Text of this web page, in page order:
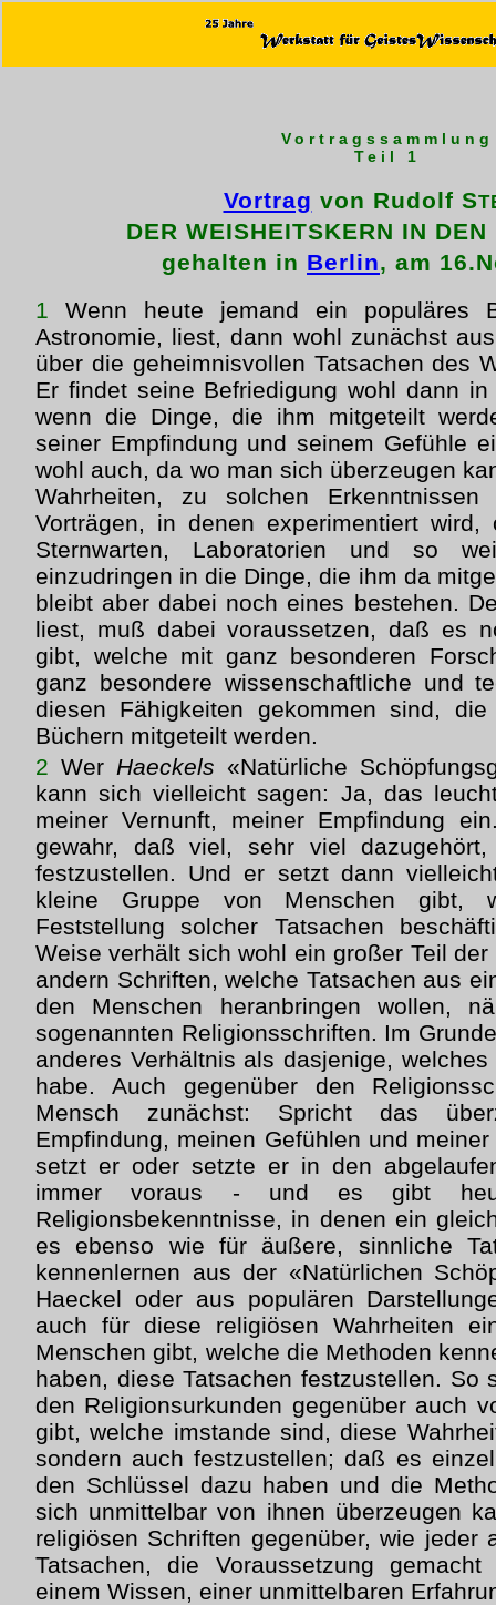
Vortragssammlung
Teil 1
Vortrag von Rudolf S
DER WEISHEITSKERN IN DEN
gehalten in Berlin, am
1 Wenn heute jemand ein populäres
Astronomie, liest, dann wohl zunächst
über die geheimnisvollen Tatsachen des
Er findet seine Befriedigung wohl dann
wenn die Dinge, die ihm mitgeteilt
seiner Empfindung und seinem Gefühle
wohl auch, da wo man sich überzeugen
Wahrheiten, zu solchen
Vorträgen, in denen experimentiert wird,
Sternwarten, Laboratorien und so
einzudringen in die Dinge, die ihm da
bleibt aber dabei noch eines bestehen.
liest, muß dabei voraussetzen, daß es
gibt, welche mit ganz besonderen
ganz besondere wissenschaftliche und
diesen Fähigkeiten gekommen sind,
Büchern mitgeteilt werden.
2 Wer Haeckels «Natürliche
kann sich vielleicht sagen: Ja, das
meiner Vernunft, meiner Empfindung
gewahr, daß viel, sehr viel
festzustellen. Und er setzt dann
kleine Gruppe von Menschen gibt,
Feststellung solcher Tatsachen
Weise verhält sich wohl ein großer Teil
andern Schriften, welche Tatsachen aus
den Menschen heranbringen wollen,
sogenannten Religionsschriften. Im
anderes Verhältnis als dasjenige,
habe. Auch gegenüber den
Mensch zunächst: Spricht das
Empfindung, meinen Gefühlen und
setzt er oder setzte er in den
immer voraus - und es gibt
Religionsbekenntnisse, in denen ein
es ebenso wie für äußere, sinnliche
kennenlernen aus der «Natürlichen
Haeckel oder aus populären
auch für diese religiösen Wahrheiten
Menschen gibt, welche die Methoden
haben, diese Tatsachen festzustellen. So
den Religionsurkunden gegenüber auch
gibt, welche imstande sind, diese
sondern auch festzustellen; daß es
den Schlüssel dazu haben und die
sich unmittelbar von ihnen überzeugen
religiösen Schriften gegenüber, wie jeder
Tatsachen, die Voraussetzung
einem Wissen, einer unmittelbaren